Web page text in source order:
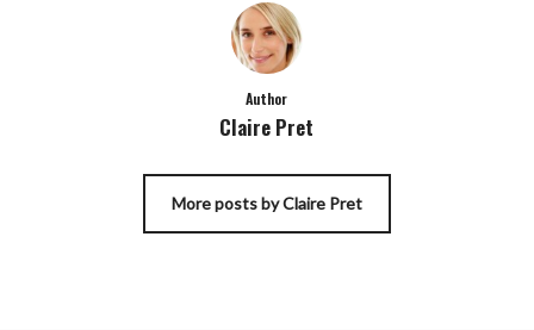
Author
Claire Pret
More posts by Claire Pret